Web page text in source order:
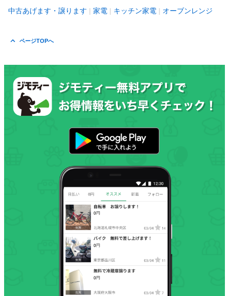
中古あげます・譲ります 家電 キッチン家電 オーブンレンジ
ページTOPへ